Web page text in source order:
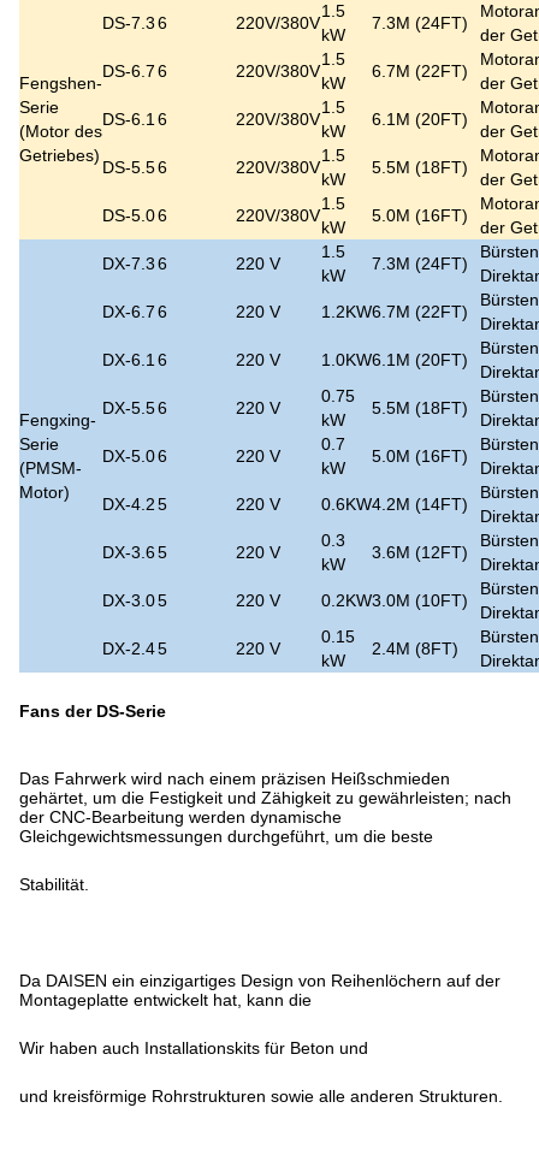
Fengshen-
Serie
(Motor des
Getriebes)
DS-7.36 220V/380V
1.5
kW
7.3M (24FT)
der
DS-6.76 220V/380V
1.5
kW
6.7M (22FT)
der
DS-6.1 6 220V/380V
1.5
kW
6.1M (20FT)
der
DS-5.56 220V/380V
1.5
kW
5.5M (18FT)
der
DS-5.06 220V/380V
1.5
kW
5.0M (16FT)
der
Fengxing-
Serie
(PMSM-
Motor)
DX-7.36 220 V
1.5
kW
7.3M (24FT)
DX-6.76 220 V 1.2KW6.7M (22FT)
DX-6.1 6 220 V 1.0KW6.1M (20FT)
DX-5.56 220 V
0.75
kW
5.5M (18FT)
DX-5.06 220 V
0.7
kW
5.0M (16FT)
DX-4.25 220 V 0.6KW4.2M (14FT)
DX-3.65 220 V
0.3
kW
3.6M (12FT)
DX-3.05 220 V 0.2KW3.0M (10FT)
DX-2.45 220 V
0.15
kW
2.4M (8FT)
Fans der DS-Serie
Das Fahrwerk wird nach einem präzisen Heißschmieden
gehärtet, um die Festigkeit und Zähigkeit zu gewährleisten; nach
der CNC-Bearbeitung werden dynamische
Gleichgewichtsmessungen durchgeführt, um die beste
Stabilität.
Da DAISEN ein einzigartiges Design von Reihenlöchern auf der
Montageplatte entwickelt hat, kann die
Wir haben auch Installationskits für Beton und
und kreisförmige Rohrstrukturen sowie alle anderen Strukturen.